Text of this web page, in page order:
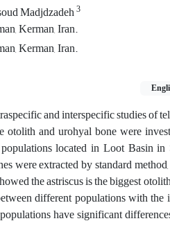
Madjdzadeh3
Kerman, Iran.
Kerman, Iran.
and interspecific studies of
and urohyal bone were
located in Loot Basin in
were extracted by standard
the astriscus is the biggest
different populations with the
have significant